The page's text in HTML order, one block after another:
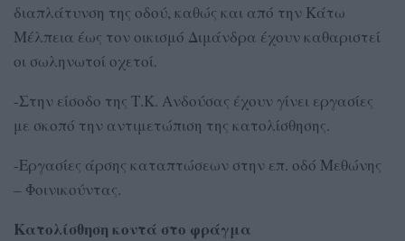
διαπλάτυνση της οδού, καθώς και από την Κάτω
Μέλπεια έως τον οικισμό Διμάνδρα έχουν καθαριστεί
οι σωληνωτοί οχετοί.
-Στην είσοδο της Τ.Κ. Ανδούσας έχουν γίνει εργασίες
με σκοπό την αντιμετώπιση της κατολίσθησης.
-Εργασίες άρσης καταπτώσεων στην επ. οδό Μεθώνης
– Φοινικούντας.
Κατολίσθηση κοντά στο φράγμα